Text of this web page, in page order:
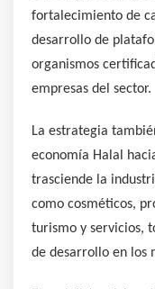
fortalecimiento de
desarrollo de
organismos
empresas del sector.
La estrategia
economía Halal
trasciende la
como cosméticos,
turismo y servicios,
de desarrollo en los